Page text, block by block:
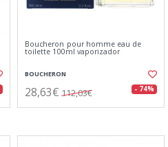
Boucheron pour homme eau de
toilette 100ml vaporizador
BOUCHERON
28,63€ 112,03€ - 74%